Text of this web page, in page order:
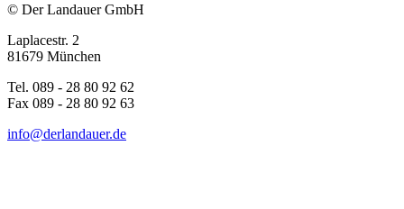
© Der Landauer GmbH
Laplacestr. 2
81679 München
Tel. 089 - 28 80 92 62
Fax 089 - 28 80 92 63
info@derlandauer.de